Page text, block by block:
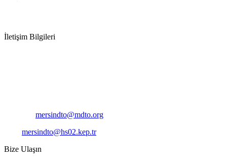
İletişim Bilgileri
mersindto@mdto.org
mersindto@hs02.kep.tr
Bize Ulaşın